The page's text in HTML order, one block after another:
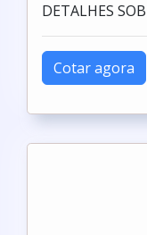
DETALHES
Cotar agora